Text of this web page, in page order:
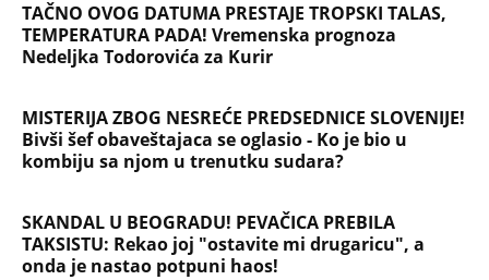
TAČNO OVOG DATUMA PRESTAJE TROPSKI TALAS,
TEMPERATURA PADA! Vremenska prognoza
Nedeljka Todorovića za Kurir
MISTERIJA ZBOG NESREĆE PREDSEDNICE SLOVENIJE!
Bivši šef obaveštajaca se oglasio - Ko je bio u
kombiju sa njom u trenutku sudara?
SKANDAL U BEOGRADU! PEVAČICA PREBILA
TAKSISTU: Rekao joj "ostavite mi drugaricu", a
onda je nastao potpuni haos!